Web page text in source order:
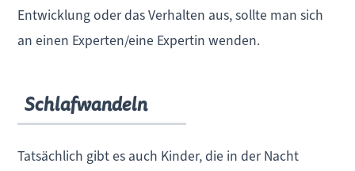
Entwicklung oder das Verhalten aus, sollte man sich
an einen Experten/eine Expertin wenden.
Schlafwandeln
Tatsächlich gibt es auch Kinder, die in der Nacht